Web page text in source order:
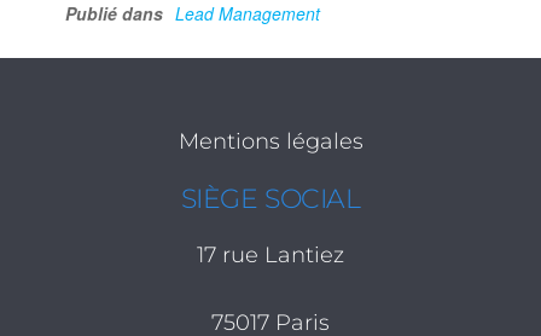
Publié dans Lead Management
Mentions légales
SIÈGE SOCIAL
17 rue Lantiez
75017 Paris